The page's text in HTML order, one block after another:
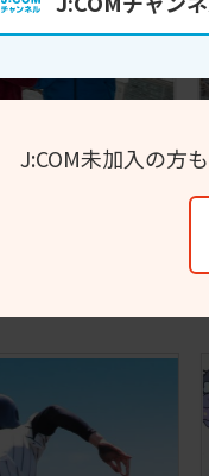
J:COM未加入の方